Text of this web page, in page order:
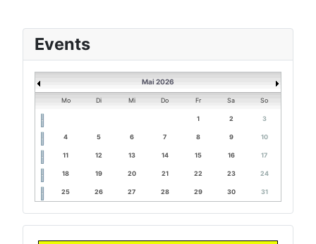
Events
Mai 2026
Mo Di Mi Do Fr Sa So
1 2 3
4 5 6 7 8 9 10
11 12 13 14 15 16 17
18 19 20 21 22 23 24
25 26 27 28 29 30 31